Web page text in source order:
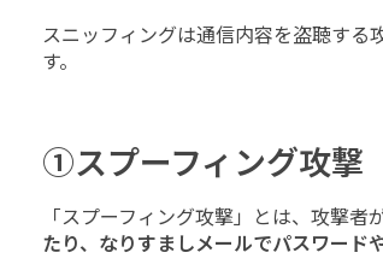
スニッフィングは通信内容を盗聴する
す。
①スプーフィング攻撃
「スプーフィング攻撃」とは、攻撃
たり、なりすましメールでパスワード